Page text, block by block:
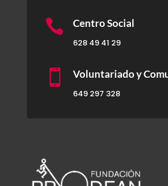
 Centro Social
628 49 41 29
 Voluntariado y
649 297 328